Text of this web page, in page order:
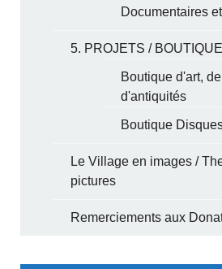
Documentaires
5. PROJETS /
Boutique d'art,
d'antiquités
Boutique
Le Village en images /
pictures
Remerciements aux